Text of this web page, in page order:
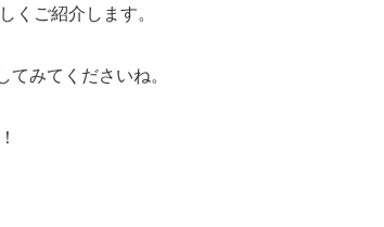
くご紹介します。
みてくださいね。